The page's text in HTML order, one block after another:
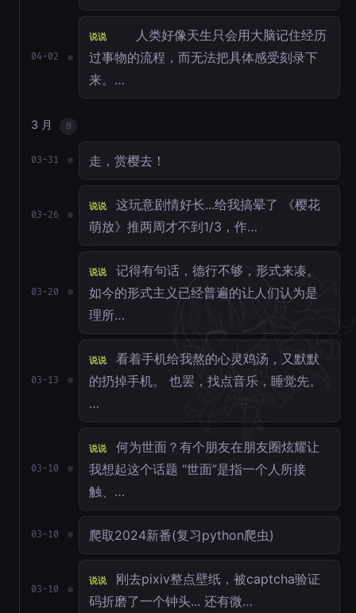
04-02
说说
人类好像天生只会用大脑记住经历
过事物的流程，而无法把具体感受刻录下
来。…
3 月 9
03-31 走，赏樱去！
03-26
说说
这玩意剧情好长...给我搞晕了 《樱花
萌放》推两周才不到1/3，作…
03-20
说说
记得有句话，德行不够，形式来凑。
如今的形式主义已经普遍的让人们认为是
理所…
03-13
说说
看着手机给我熬的心灵鸡汤，又默默
的扔掉手机。 也罢，找点音乐，睡觉先。
…
03-10
说说
何为世面？有个朋友在朋友圈炫耀让
我想起这个话题 “世面”是指一个人所接
触、…
03-10 爬取2024新番(复习python爬虫)
03-10
说说
刚去pixiv整点壁纸，被captcha验证
码折磨了一个钟头... 还有微…